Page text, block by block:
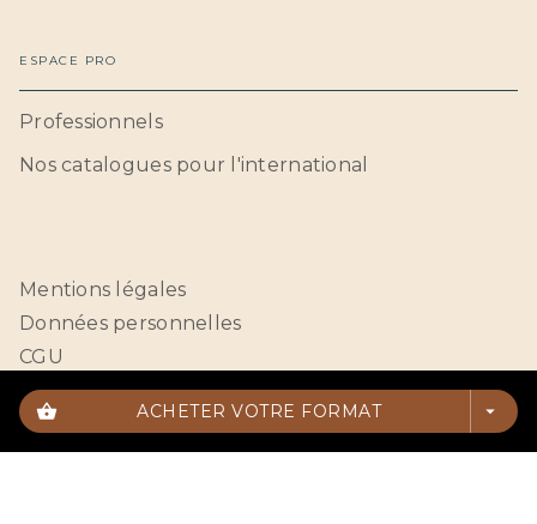
shopping_basket ACHETER VOTRE FORMAT arrow_drop_down
ESPACE PRO
Professionnels
Nos catalogues pour l'international
Mentions légales
Données personnelles
CGU
Paramétrer vos cookies